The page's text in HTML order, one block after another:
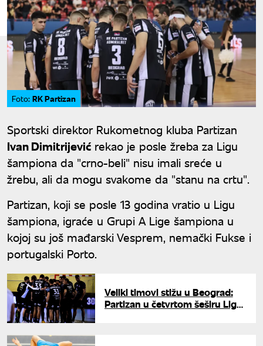
Foto: RK Partizan
Sportski direktor Rukometnog kluba Partizan
Ivan Dimitrijević rekao je posle žreba za Ligu
šampiona da "crno-beli" nisu imali sreće u
žrebu, ali da mogu svakome da "stanu na crtu".
Partizan, koji se posle 13 godina vratio u Ligu
šampiona, igraće u Grupi A Lige šampiona u
kojoj su još mađarski Vesprem, nemački Fukse i
portugalski Porto.
Veliki timovi stižu u Beograd:
Partizan u četvrtom šeširu Lige